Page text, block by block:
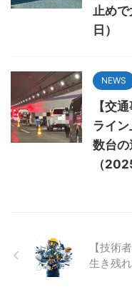
止め
日）
NEWS
【交
ライ
数台の
（
【技術
生き残